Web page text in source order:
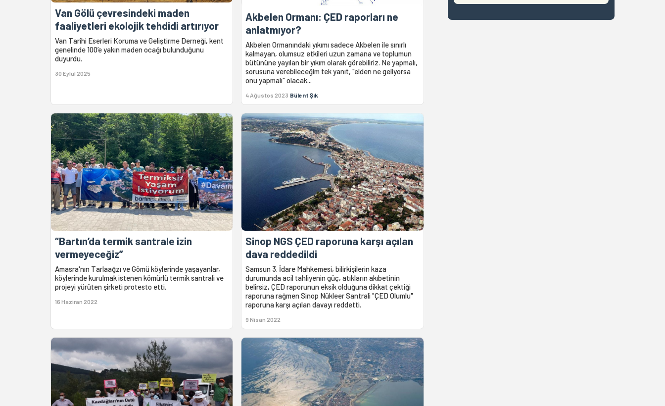
Van Gölü çevresindeki maden
faaliyetleri ekolojik tehdidi artırıyor
Van Tarihi Eserleri Koruma ve Geliştirme Derneği, kent
genelinde 100’e yakın maden ocağı bulunduğunu
duyurdu.
30 Eylül 2025
Akbelen Ormanı: ÇED raporları ne
anlatmıyor?
Akbelen Ormanındaki yıkımı sadece Akbelen ile sınırlı
kalmayan, olumsuz etkileri uzun zamana ve toplumun
bütününe yayılan bir yıkım olarak görebiliriz. Ne yapmalı,
sorusuna verebileceğim tek yanıt, "elden ne geliyorsa
onu yapmalı" olacak...
4 Ağustos 2023 Bülent Şık
“Bartın’da termik santrale izin
vermeyeceğiz”
Amasra'nın Tarlaağzı ve Gömü köylerinde yaşayanlar,
köylerinde kurulmak istenen kömürlü termik santrali ve
projeyi yürüten şirketi protesto etti.
16 Haziran 2022
Sinop NGS ÇED raporuna karşı açılan
dava reddedildi
Samsun 3. İdare Mahkemesi, bilirkişilerin kaza
durumunda acil tahliyenin güç, atıkların akıbetinin
belirsiz, ÇED raporunun eksik olduğuna dikkat çektiği
raporuna rağmen Sinop Nükleer Santrali "ÇED Olumlu"
raporuna karşı açılan davayı reddetti.
9 Nisan 2022